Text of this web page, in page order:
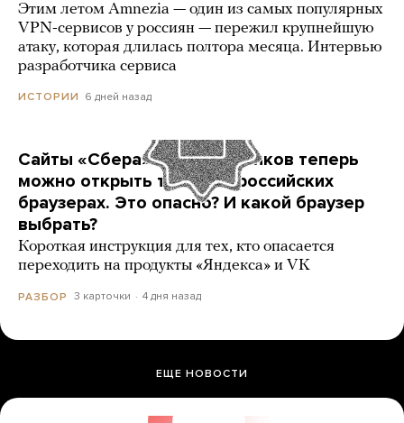
Этим летом Amnezia — один из самых популярных
VPN-сервисов у россиян — пережил крупнейшую
атаку, которая длилась полтора месяца. Интервью
разработчика сервиса
ИСТОРИИ 6 дней назад
Сайты «Сбера» и других банков теперь
можно открыть только в российских
браузерах. Это опасно? И какой браузер
выбрать?
Короткая инструкция для тех, кто опасается
переходить на продукты «Яндекса» и VK
РАЗБОР 3 карточки 4 дня назад
ЕЩЕ НОВОСТИ